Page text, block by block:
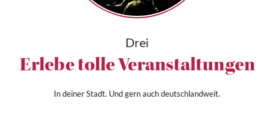
Drei
Erlebe tolle Veranstaltungen
In deiner Stadt. Und gern auch deutschlandweit.